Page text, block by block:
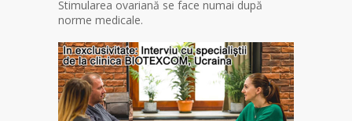
Stimularea ovariană se face numai după
norme medicale.